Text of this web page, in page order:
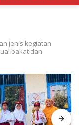
jenis kegiatan
bakat dan